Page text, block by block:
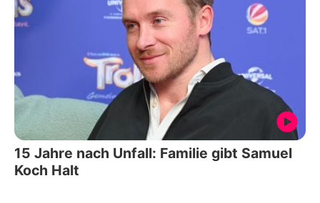
15 Jahre nach Unfall: Familie gibt Samuel
Koch Halt